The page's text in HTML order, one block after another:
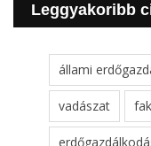
Leggyakoribb
állami
vadászat